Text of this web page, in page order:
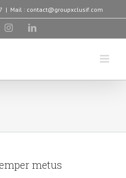
| Mail : contact@groupxclusif.com
instagramlinkedin
metus